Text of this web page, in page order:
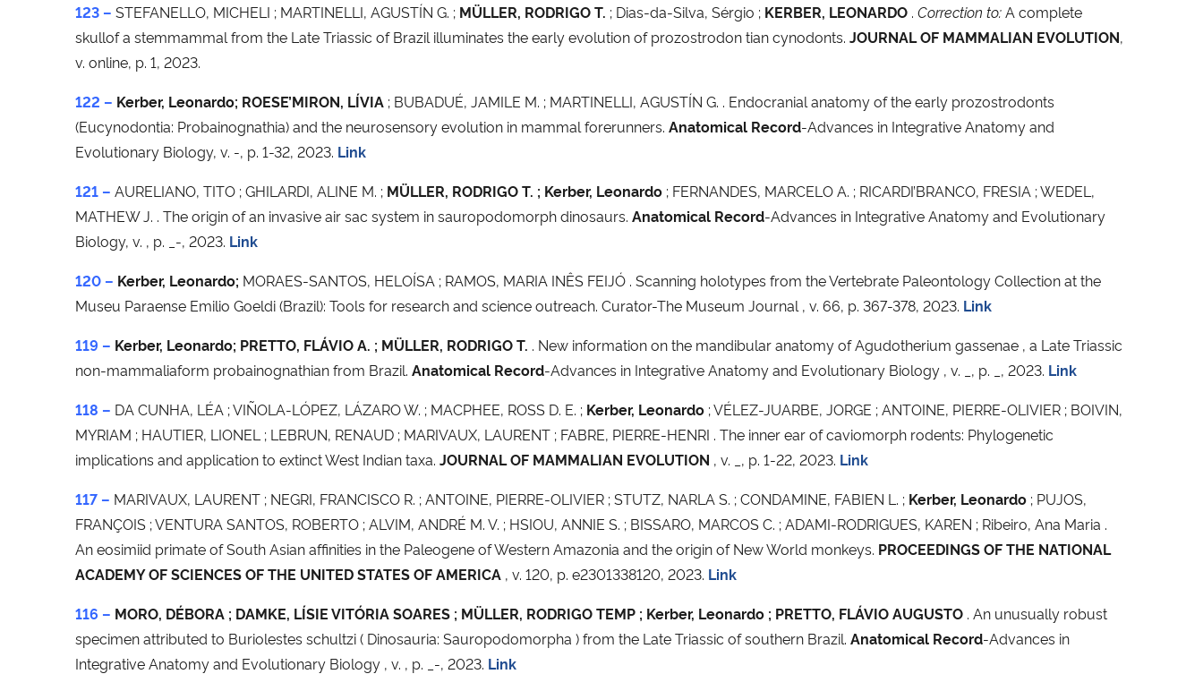
123 – STEFANELLO, MICHELI ; MARTINELLI, AGUSTÍN G. ; MÜLLER, RODRIGO T. ; Dias-da-Silva, Sérgio ; KERBER, LEONARDO . Correction to:A complete
skullof a stemmammal from the Late Triassic of Brazil illuminates the early evolution of prozostrodon tian cynodonts. JOURNAL OF MAMMALIAN EVOLUTION,
v. online, p. 1, 2023.
122 – Kerber, Leonardo; ROESE’MIRON, LÍVIA ; BUBADUÉ, JAMILE M. ; MARTINELLI, AGUSTÍN G. . Endocranial anatomy of the early prozostrodonts
(Eucynodontia: Probainognathia) and the neurosensory evolution in mammal forerunners. Anatomical Record-Advances in Integrative Anatomy and
Evolutionary Biology, v. -, p. 1-32, 2023. Link
121 – AURELIANO, TITO ; GHILARDI, ALINE M. ; MÜLLER, RODRIGO T. ; Kerber, Leonardo ; FERNANDES, MARCELO A. ; RICARDI’BRANCO, FRESIA ; WEDEL,
MATHEW J. . The origin of an invasive air sac system in sauropodomorph dinosaurs. Anatomical Record-Advances in Integrative Anatomy and Evolutionary
Biology, v. , p. _-, 2023. Link
120 – Kerber, Leonardo; MORAES-SANTOS, HELOÍSA ; RAMOS, MARIA INÊS FEIJÓ . Scanning holotypes from the Vertebrate Paleontology Collection at the
Museu Paraense Emilio Goeldi (Brazil): Tools for research and science outreach. Curator-The Museum Journal , v. 66, p. 367-378, 2023. Link
119 – Kerber, Leonardo; PRETTO, FLÁVIO A. ; MÜLLER, RODRIGO T. . New information on the mandibular anatomy of Agudotherium gassenae , a Late Triassic
non-mammaliaform probainognathian from Brazil. Anatomical Record-Advances in Integrative Anatomy and Evolutionary Biology , v. _, p. _, 2023. Link
118 – DA CUNHA, LÉA ; VIÑOLA-LÓPEZ, LÁZARO W. ; MACPHEE, ROSS D. E. ; Kerber, Leonardo ; VÉLEZ-JUARBE, JORGE ; ANTOINE, PIERRE-OLIVIER ; BOIVIN,
MYRIAM ; HAUTIER, LIONEL ; LEBRUN, RENAUD ; MARIVAUX, LAURENT ; FABRE, PIERRE-HENRI . The inner ear of caviomorph rodents: Phylogenetic
implications and application to extinct West Indian taxa. JOURNAL OF MAMMALIAN EVOLUTION , v. _, p. 1-22, 2023. Link
117 – MARIVAUX, LAURENT ; NEGRI, FRANCISCO R. ; ANTOINE, PIERRE-OLIVIER ; STUTZ, NARLA S. ; CONDAMINE, FABIEN L. ; Kerber, Leonardo ; PUJOS,
FRANÇOIS ; VENTURA SANTOS, ROBERTO ; ALVIM, ANDRÉ M. V. ; HSIOU, ANNIE S. ; BISSARO, MARCOS C. ; ADAMI-RODRIGUES, KAREN ; Ribeiro, Ana Maria .
An eosimiid primate of South Asian affinities in the Paleogene of Western Amazonia and the origin of New World monkeys. PROCEEDINGS OF THE NATIONAL
ACADEMY OF SCIENCES OF THE UNITED STATES OF AMERICA , v. 120, p. e2301338120, 2023. Link
116 – MORO, DÉBORA ; DAMKE, LÍSIE VITÓRIA SOARES ; MÜLLER, RODRIGO TEMP ; Kerber, Leonardo ; PRETTO, FLÁVIO AUGUSTO . An unusually robust
specimen attributed to Buriolestes schultzi ( Dinosauria: Sauropodomorpha ) from the Late Triassic of southern Brazil. Anatomical Record-Advances in
Integrative Anatomy and Evolutionary Biology , v. , p. _-, 2023. Link